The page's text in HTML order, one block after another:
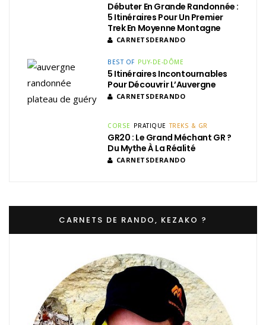
Débuter En Grande Randonnée :
5 Itinéraires Pour Un Premier
Trek En Moyenne Montagne
CARNETSDERANDO
BEST OF PUY-DE-DÔME
5 Itinéraires Incontournables
Pour Découvrir L’Auvergne
CARNETSDERANDO
CORSE PRATIQUE TREKS & GR
GR20 : Le Grand Méchant GR ?
Du Mythe À La Réalité
CARNETSDERANDO
CARNETS DE RANDO, KEZAKO ?